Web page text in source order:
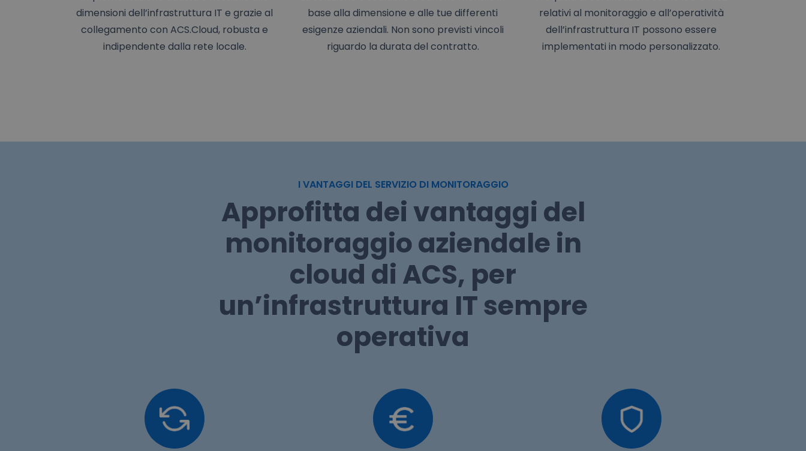
dimensioni dell’infrastruttura IT e grazie al
collegamento con ACS.Cloud, robusta e
indipendente dalla rete locale.
base alla dimensione e alle tue differenti
esigenze aziendali. Non sono previsti vincoli
riguardo la durata del contratto.
relativi al monitoraggio e all’operatività
dell’infrastruttura IT possono essere
implementati in modo personalizzato.
I VANTAGGI DEL SERVIZIO DI MONITORAGGIO
Approfitta dei vantaggi del
monitoraggio aziendale in
cloud di ACS, per
un’infrastruttura IT sempre
operativa